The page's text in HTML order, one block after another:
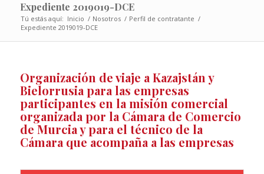
Expediente 2019019-DCE
Tú estás aquí: Inicio / Nosotros / Perfil de contratante /
Expediente 2019019-DCE
Organización de viaje a Kazajstán y
Bielorrusia para las empresas
participantes en la misión comercial
organizada por la Cámara de Comercio
de Murcia y para el técnico de la
Cámara que acompaña a las empresas